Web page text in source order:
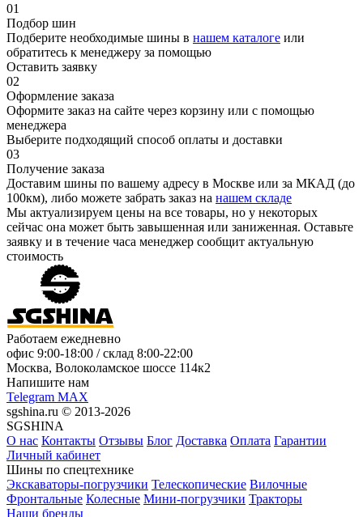
01
Подбор шин
Подберите необходимые шины в нашем каталоге или
обратитесь к менеджеру за помощью
Оставить заявку
02
Оформление заказа
Оформите заказ на сайте через корзину или с помощью
менеджера
Выберите подходящий способ оплаты и доставки
03
Получение заказа
Доставим шины по вашему адресу в Москве или за МКАД (до
100км), либо можете забрать заказ на нашем складе
Мы актуализируем цены на все товары, но у некоторых
сейчас она может быть завышенная или заниженная. Оставьте
заявку и в течение часа менеджер сообщит актуальную
стоимость
Работаем ежедневно
офис 9:00-18:00 / склад 8:00-22:00
Москва, Волоколамское шоссе 114к2
Напишите нам
Telegram MAX
sgshina.ru © 2013-2026
SGSHINA
О нас Контакты Отзывы Блог Доставка Оплата Гарантии
Личный кабинет
Шины по спецтехнике
Экскаваторы-погрузчики Телескопические Вилочные
Фронтальные Колесные Мини-погрузчики Тракторы
Наши бренды